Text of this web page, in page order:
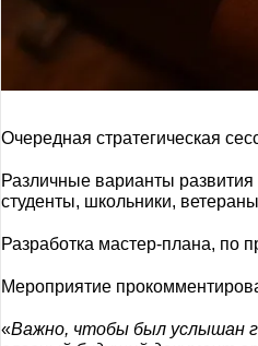
Очередная стратегическая
Различные варианты
студенты, школьники,
Разработка мастер-плана, по
Мероприятие
«Важно, чтобы был услышан